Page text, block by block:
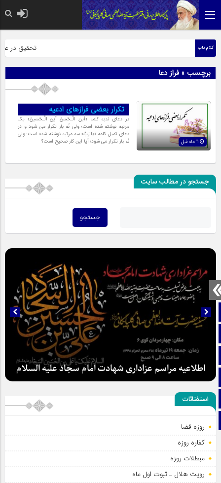
صفحه نخست
آپارات
اینستاگرام
کلام ناب تحقیق در
برچسب » فراز دعا
تکرار بعضی فرازهای ادعیه
در دعاى ندبه کلمه «أَینَ الْـحَسَنُ أَینَ الْـحُسَینُ» یک
مرتبه نوشته شده است؛ ولى نُه بار تکرار مى شود و در
دعاى کمیل کلمه «یا رَبِّ» سه مرتبه نوشته شده است؛ ولى
نُه بار تکرار مى شود؛ آیا این کار صحیح است؟
جستجو در مطالب سایت
اطلاعیه مراسم عزاداری شهادت امام سجاد علیه السلام
استفتائات
روزه قضا
کفاره روزه
مبطلات روزه
رویت هلال ـ ثبوت اول ماه